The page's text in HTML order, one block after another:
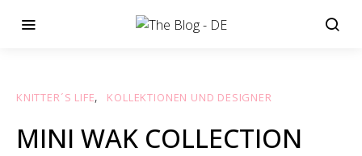
KNITTER´S LIFE KOLLEKTIONEN UND DESIGNER
MINI WAK COLLECTION